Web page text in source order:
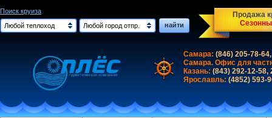
Поиск круиза
Любой теплоход
Любой город отпр. найти
Продажа
Самара: (846) 205-78-
Самара. Офис для
Казань: (843) 292-12-58,
Ярославль: (4852) 593-